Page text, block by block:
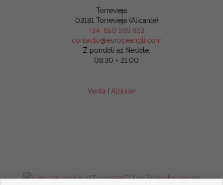
Torrevieja
03181 Torrevieja (Alicante)
+34 650 569 863
contacto@europeangli.com
Z pondělí až Neděle:
08:30 - 21:00
Venta Alquiler